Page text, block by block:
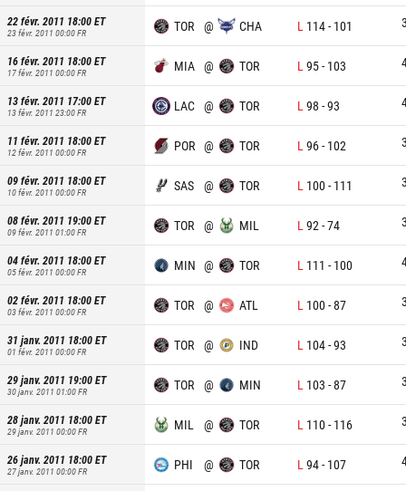
22 févr. 2011 18:00ET
23 févr. 2011 00:00FR TOR @ CHA L 114- 101
16 févr. 2011 18:00ET
17 févr. 2011 00:00FR MIA @ TOR L 95- 103
13 févr. 2011 17:00ET
13 févr. 2011 23:00FR LAC @ TOR L 98 -93
11 févr. 2011 18:00ET
12 févr. 2011 00:00FR POR @ TOR L 96- 102
09 févr. 2011 18:00ET
10 févr. 2011 00:00FR SAS @ TOR L 100- 111
08 févr. 2011 19:00ET
09 févr. 2011 01:00FR TOR @ MIL L 92 -74
04 févr. 2011 18:00ET
05 févr. 2011 00:00FR MIN @ TOR L 111 - 100
02 févr. 2011 18:00ET
03 févr. 2011 00:00FR TOR @ ATL L 100-87
31 janv. 2011 18:00ET
01 févr. 2011 00:00FR TOR @ IND L 104-93
29 janv. 2011 19:00ET
30 janv. 2011 01:00FR TOR @ MIN L 103 -87
28 janv. 2011 18:00ET
29 janv. 2011 00:00FR MIL @ TOR L 110- 116
26 janv. 2011 18:00ET
27 janv. 2011 00:00FR PHI @ TOR L 94- 107